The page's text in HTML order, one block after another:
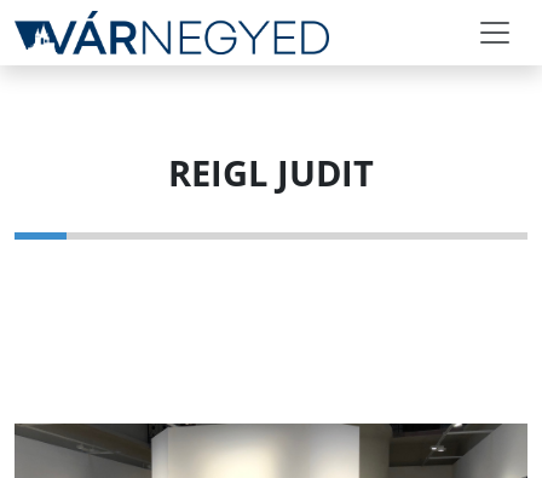
REIGL JUDIT